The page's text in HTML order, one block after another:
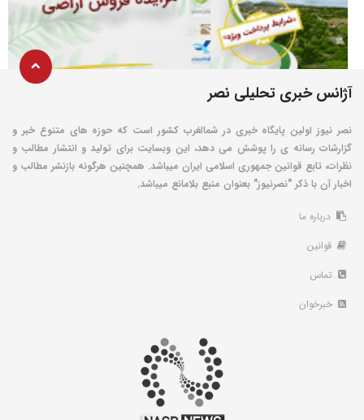
آژانس خبری تحلیلی نصر
نصر نیوز اولین پایگاه خبری در شمالغرب کشور است که حوزه های متنوع خبر و
گزارشات رسانه ی را پوشش می دهد، این وبسایت برای تولید و انتشار مطالب و
نظرات، تابع قوانین جمهوری اسلامی ایران میباشد. همچنین هرگونه بازنشر مطالب و
اخبار آن با ذکر "نصرنیوز" بعنوان منبع بلامانع میباشد.
درباره ما
قوانین
تماس
خبرخوان